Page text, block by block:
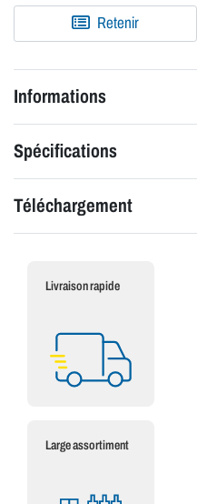
Retenir
Informations
Spécifications
Téléchargement
Livraison rapide
Large assortiment